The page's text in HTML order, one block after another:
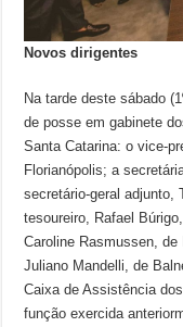
Novos dirigentes
Na tarde deste sábado
de posse em gabinete
Santa Catarina: o vice-
Florianópolis; a
secretário-geral adjunto,
tesoureiro, Rafael
Caroline Rasmussen, de
Juliano Mandelli, de
Caixa de Assistência
função exercida